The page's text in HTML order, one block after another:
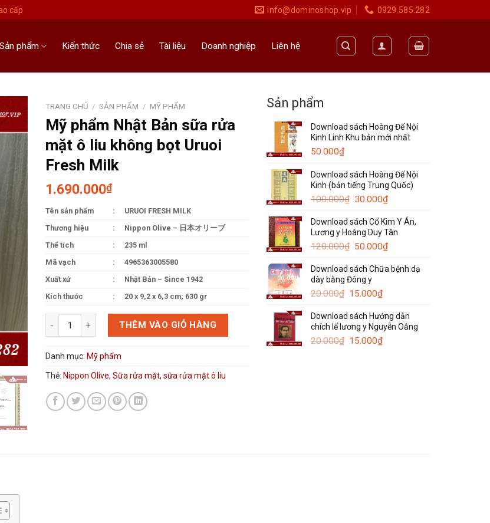
cấp info@dominoshop.vip 0929.585.282
Sản phẩm Kiến thức Chia sẻ Tài liệu Doanh nghiệp Liên hệ
TRANG CHỦ / SẢN PHẨM / MỸ PHẨM
Mỹ phẩm Nhật Bản sữa rửa
mặt ô liu không bọt Uruoi
Fresh Milk
1.690.000₫
Tên sản phẩm :
URUOI FRESH MILK
Thương hiệu
:
Nippon Olive – 日本オリーブ
Thể tích
:
235 ml
Mã vạch
:
4965363005580
Xuất xứ
:
Nhật Bản – Since 1942
Kích thước
: ‎‎‎‎20 x 9,2 x 6,3 cm; 630 gr
Mỹ phẩm Nhật Bản sữa rửa mặt ô liu không bọt Uruoi Fresh Milk số lượng
THÊM VÀO GIỎ HÀNG
Danh mục: Mỹ phẩm
Thẻ: Nippon Olive, Sữa rửa mặt, sữa rửa mặt ô liu
Sản phẩm
Download sách Hoàng Đế Nội
Kinh Linh Khu bản mới nhất
50.000₫
Download sách Hoàng Đế Nội
Kinh (bản tiếng Trung Quốc)
100.000₫ Giá
là:
100.000₫.
30.000₫Giá
tại
là:
30.000₫.
Download sách Cổ Kim Y Án,
Lương y Hoàng Duy Tân
120.000₫ Giá
là:
120.000₫.
50.000₫Giá
tại
Download sách Chữa bệnh dạ
dày bằng Đông y
20.000₫ Giá
là:
20.000₫.
15.000₫Giá
tại
là:
15.000₫.
Download sách Hướng dẫn
chích lể lương y Nguyễn Oắng
20.000₫ Giá
15.000₫Giá